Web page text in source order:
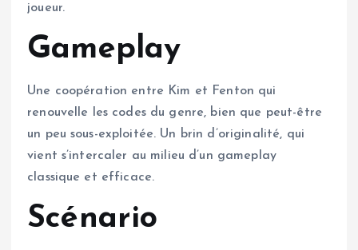
joueur.
Gameplay
Une coopération entre Kim et Fenton qui
renouvelle les codes du genre, bien que peut-être
un peu sous-exploitée. Un brin d’originalité, qui
vient s’intercaler au milieu d’un gameplay
classique et efficace.
Scénario